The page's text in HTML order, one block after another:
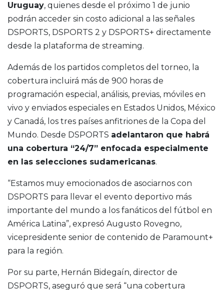
Uruguay, quienes desde el próximo 1 de junio
podrán acceder sin costo adicional a las señales
DSPORTS, DSPORTS 2 y DSPORTS+ directamente
desde la plataforma de streaming.
Además de los partidos completos del torneo, la
cobertura incluirá más de 900 horas de
programación especial, análisis, previas, móviles en
vivo y enviados especiales en Estados Unidos, México
y Canadá, los tres países anfitriones de la Copa del
Mundo. Desde DSPORTS adelantaron que habrá
una cobertura “24/7” enfocada especialmente
en las selecciones sudamericanas.
“Estamos muy emocionados de asociarnos con
DSPORTS para llevar el evento deportivo más
importante del mundo a los fanáticos del fútbol en
América Latina”, expresó Augusto Rovegno,
vicepresidente senior de contenido de Paramount+
para la región.
Por su parte, Hernán Bidegaín, director de
DSPORTS, aseguró que será “una cobertura